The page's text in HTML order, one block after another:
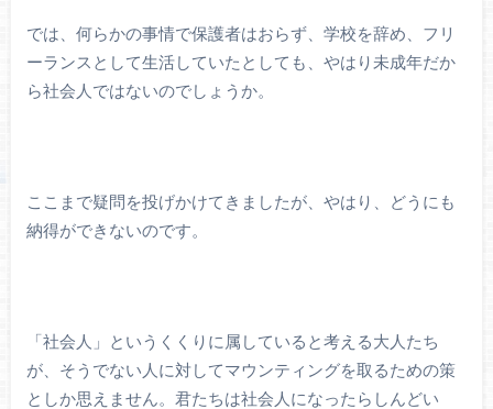
では、何らかの事情で保護者はおらず、学校を辞め、フリ
ーランスとして生活していたとしても、やはり未成年だか
ら社会人ではないのでしょうか。
ここまで疑問を投げかけてきましたが、やはり、どうにも
納得ができないのです。
「社会人」というくくりに属していると考える大人たち
が、そうでない人に対してマウンティングを取るための策
としか思えません。君たちは社会人になったらしんどい